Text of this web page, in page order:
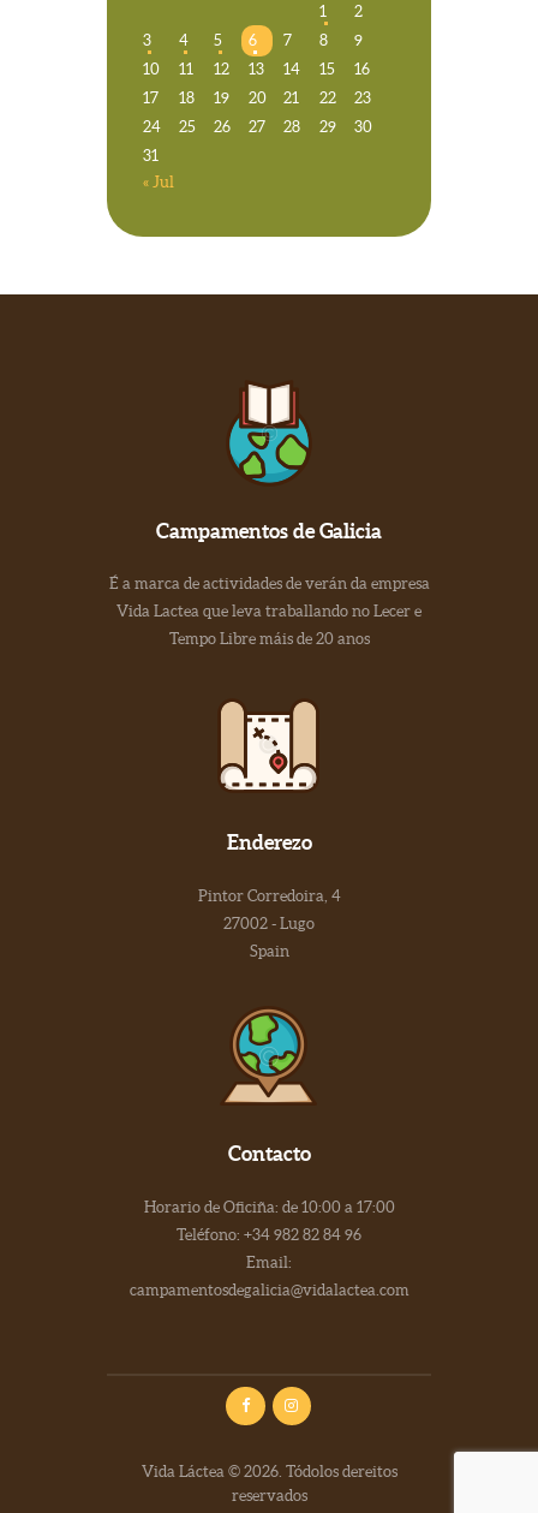
1
2
3
4 5 6 7 8
9
10
11 12 13 14 15
16
17
18 19 20 21 22
23
24
25 26 27 28 29
30
31
« Jul
Campamentos de Galicia
É a marca de actividades de verán da empresa
Vida Lactea que leva traballando no Lecer e
Tempo Libre máis de 20 anos
Enderezo
Pintor Corredoira, 4
27002 - Lugo
Spain
Contacto
Horario de Oficiña: de 10:00 a 17:00
Teléfono: +34 982 82 84 96
Email:
campamentosdegalicia@vidalactea.com
Vida Láctea © 2026. Tódolos dereitos
reservados